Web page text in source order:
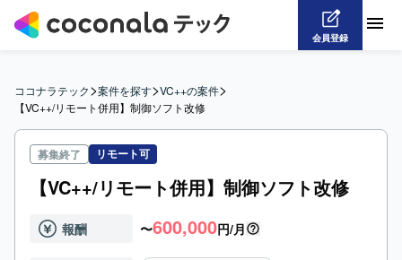
会員登録
ココナラテック>案件を探す>VC++の案件>
【VC++/リモート併用】制御ソフト改修
募集終了 リモート可
【VC++/リモート併用】制御ソフト改修
報酬 〜600,000円/月